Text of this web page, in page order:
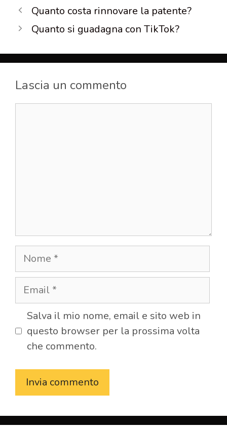
Quanto costa rinnovare la patente?
Quanto si guadagna con TikTok?
Lascia un commento
Nome
Email
Salva il mio nome, email e sito web in
questo browser per la prossima volta
che commento.